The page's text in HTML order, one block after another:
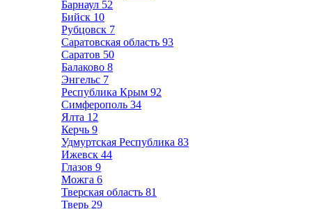
Барнаул 52
Бийск 10
Рубцовск 7
Саратовская область 93
Саратов 50
Балаково 8
Энгельс 7
Республика Крым 92
Симферополь 34
Ялта 12
Керчь 9
Удмуртская Республика 83
Ижевск 44
Глазов 9
Можга 6
Тверская область 81
Тверь 29